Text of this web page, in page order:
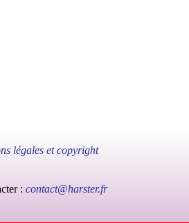
légales et copyright
: contact@harster.fr